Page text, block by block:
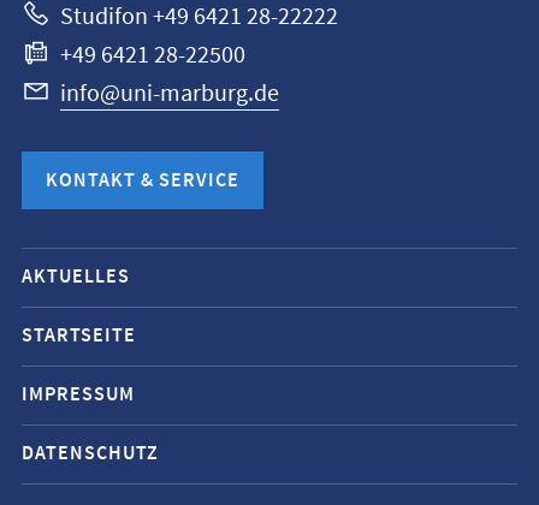
Studifon +49 6421 28-22222
+49 6421 28-22500
info@uni-marburg.de
KONTAKT & SERVICE
Mobile-
Service-
Navigation
und
Social
Media
Kontakte
AKTUELLES
STARTSEITE
IMPRESSUM
DATENSCHUTZ